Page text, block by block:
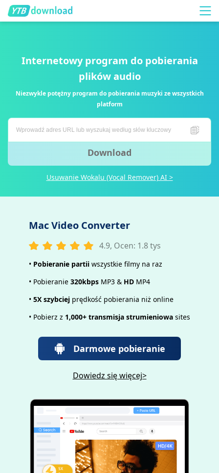
Internetowy program do pobierania
plików audio
Niezwykle potężny program do pobierania muzyki ze wszystkich
platform
Download
Usuwanie Wokalu (Vocal Remover) AI >
Mac Video Converter
4.9, Ocen: 1.8 tys
• Pobieranie partii wszystkie filmy na raz
• Pobieranie 320kbps MP3 & HD MP4
• 5X szybciej prędkość pobierania niż online
• Pobierz z 1,000+ transmisja strumieniowa sites
Darmowe pobieranie
Dowiedz się więcej>